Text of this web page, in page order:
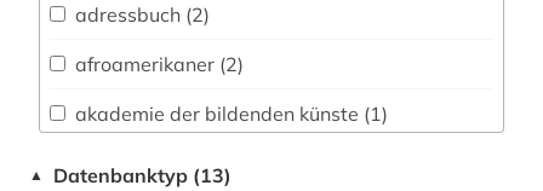
Informationswissenschaft (12)
adressbuch (2)
afroamerikaner (2)
akademie der bildenden künste (1)
alain (1)
▲ Datenbanktyp (13)